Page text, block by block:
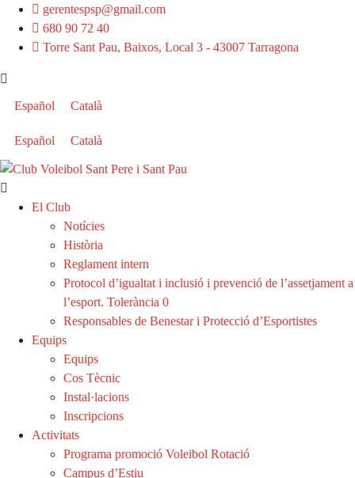
gerentespsp@gmail.com
680 90 72 40
Torre Sant Pau, Baixos, Local 3 - 43007 Tarragona
Español Català
Español Català
El Club
Notícies
Història
Reglament intern
Protocol d’igualtat i inclusió i prevenció de l’assetjament a
l’esport. Tolerància 0
Responsables de Benestar i Protecció d’Esportistes
Equips
Equips
Cos Tècnic
Instal·lacions
Inscripcions
Activitats
Programa promoció Voleibol Rotació
Campus d’Estiu